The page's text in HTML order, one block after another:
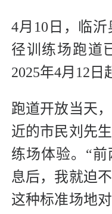
4月10日，临
径训练场跑道
2025年4月12日
跑道开放当天
近的市民刘先
练场体验。“
息后，我就迫
这种标准场地